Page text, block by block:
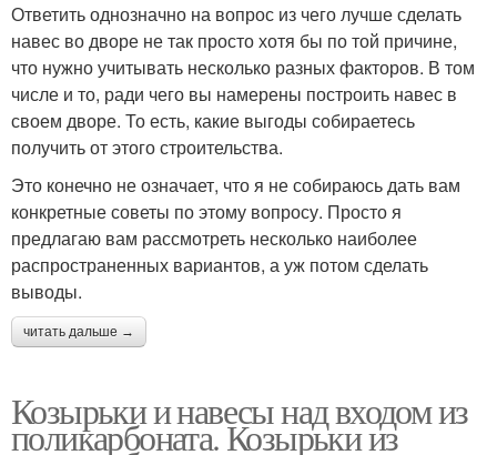
Ответить однозначно на вопрос из чего лучше сделать
навес во дворе не так просто хотя бы по той причине,
что нужно учитывать несколько разных факторов. В том
числе и то, ради чего вы намерены построить навес в
своем дворе. То есть, какие выгоды собираетесь
получить от этого строительства.
Это конечно не означает, что я не собираюсь дать вам
конкретные советы по этому вопросу. Просто я
предлагаю вам рассмотреть несколько наиболее
распространенных вариантов, а уж потом сделать
выводы.
читать дальше →
Козырьки и навесы над входом из
поликарбоната. Козырьки из